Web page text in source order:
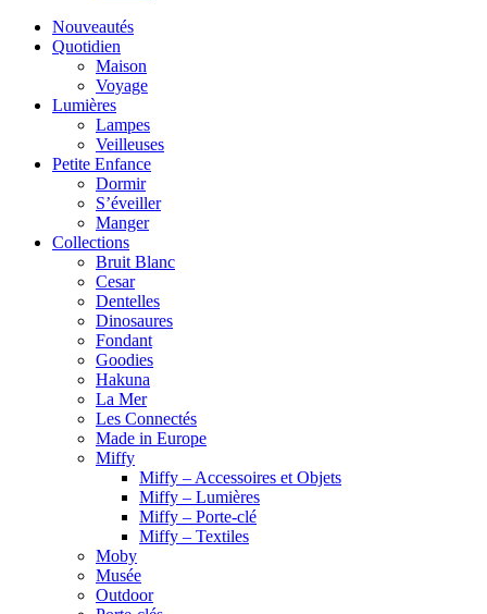
Nouveautés
Quotidien
Maison
Voyage
Lumières
Lampes
Veilleuses
Petite Enfance
Dormir
S’éveiller
Manger
Collections
Bruit Blanc
Cesar
Dentelles
Dinosaures
Fondant
Goodies
Hakuna
La Mer
Les Connectés
Made in Europe
Miffy
Miffy – Accessoires et Objets
Miffy – Lumières
Miffy – Porte-clé
Miffy – Textiles
Moby
Musée
Outdoor